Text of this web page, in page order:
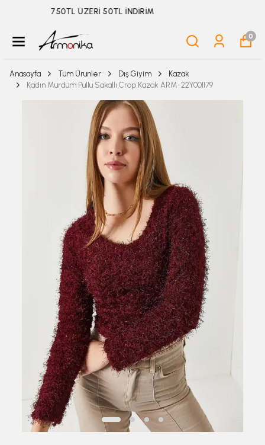
ÜYELİKSİZ SİPARİŞ İADE TALEBİ İÇİN TIKLA
0
Anasayfa Tüm Ürünler Dış Giyim
Kazak
Kadın Mürdüm Pullu Sakallı Crop Kazak ARM-22Y001179